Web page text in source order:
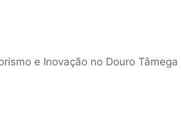
e Inovação no Douro Tâmega